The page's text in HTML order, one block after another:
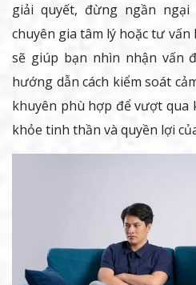
giải quyết, đừng ngần
chuyên gia tâm lý hoặc tư vấn
sẽ giúp bạn nhìn nhận vấn
hướng dẫn cách kiểm soát
khuyên phù hợp để vượt qua
khỏe tinh thần và quyền lợi